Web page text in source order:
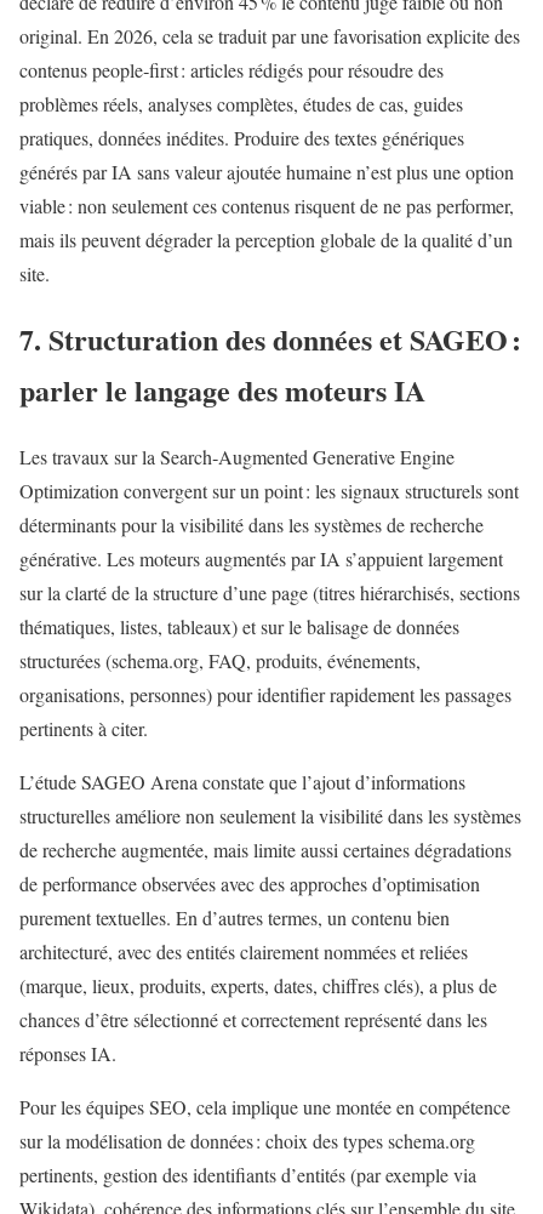
original. En 2026, cela se traduit par une favorisation explicite des
contenus people‑first : articles rédigés pour résoudre des
problèmes réels, analyses complètes, études de cas, guides
pratiques, données inédites. Produire des textes génériques
générés par IA sans valeur ajoutée humaine n’est plus une option
viable : non seulement ces contenus risquent de ne pas performer,
mais ils peuvent dégrader la perception globale de la qualité d’un
site.
7. Structuration des données et SAGEO :
parler le langage des moteurs IA
Les travaux sur la Search‑Augmented Generative Engine
Optimization convergent sur un point : les signaux structurels sont
déterminants pour la visibilité dans les systèmes de recherche
générative. Les moteurs augmentés par IA s’appuient largement
sur la clarté de la structure d’une page (titres hiérarchisés, sections
thématiques, listes, tableaux) et sur le balisage de données
structurées (schema.org, FAQ, produits, événements,
organisations, personnes) pour identifier rapidement les passages
pertinents à citer.
L’étude SAGEO Arena constate que l’ajout d’informations
structurelles améliore non seulement la visibilité dans les systèmes
de recherche augmentée, mais limite aussi certaines dégradations
de performance observées avec des approches d’optimisation
purement textuelles. En d’autres termes, un contenu bien
architecturé, avec des entités clairement nommées et reliées
(marque, lieux, produits, experts, dates, chiffres clés), a plus de
chances d’être sélectionné et correctement représenté dans les
réponses IA.
Pour les équipes SEO, cela implique une montée en compétence
sur la modélisation de données : choix des types schema.org
pertinents, gestion des identifiants d’entités (par exemple via